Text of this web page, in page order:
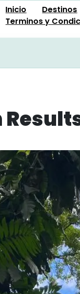
Inicio
Destinos
Terminos y